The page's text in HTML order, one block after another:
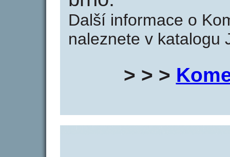
Další informace o
naleznete v katalogu
> > >